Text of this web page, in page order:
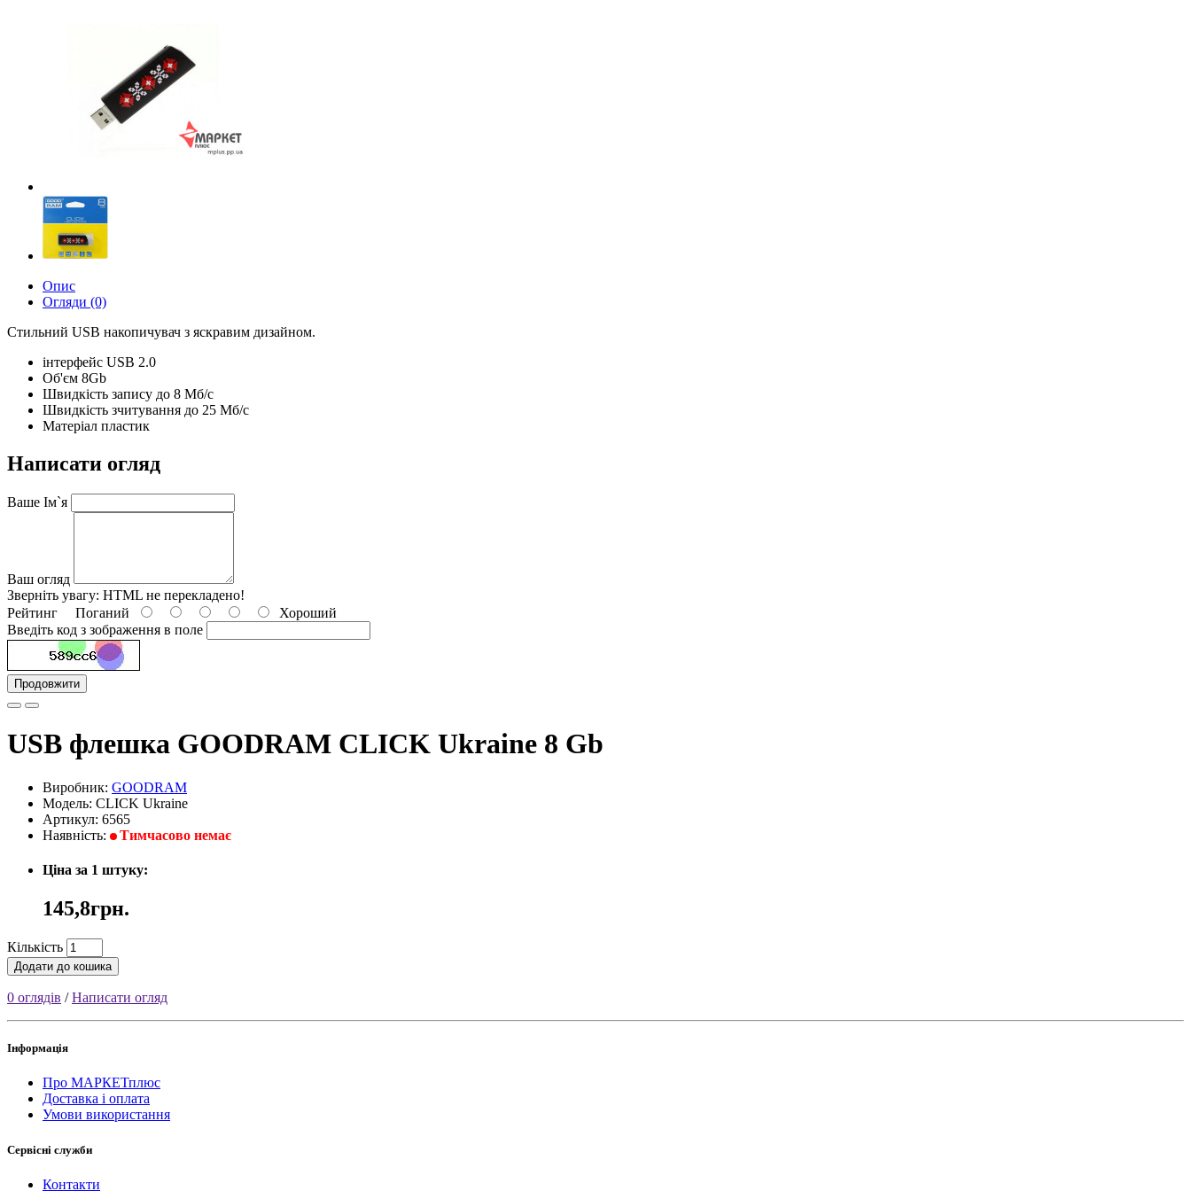
Опис
Огляди (0)
Стильний USB накопичувач з яскравим дизайном.
інтерфейс USB 2.0
Об'єм 8Gb
Швидкість запису до 8 Мб/с
Швидкість зчитування до 25 Мб/с
Матеріал пластик
Написати огляд
Ваше Ім`я
Ваш огляд
Зверніть увагу: HTML не перекладено!
Рейтинг Поганий
Хороший
Введіть код з зображення в поле
Продовжити
USB флешка GOODRAM CLICK Ukraine 8 Gb
Виробник: GOODRAM
Модель: CLICK Ukraine
Артикул: 6565
Наявність:
Тимчасово немає
Ціна за 1 штуку:
145,8грн.
Кількість
Додати до кошика
0 оглядів /Написати огляд
Інформація
Про МАРКЕТплюс
Доставка і оплата
Умови використання
Сервісні служби
Контакти